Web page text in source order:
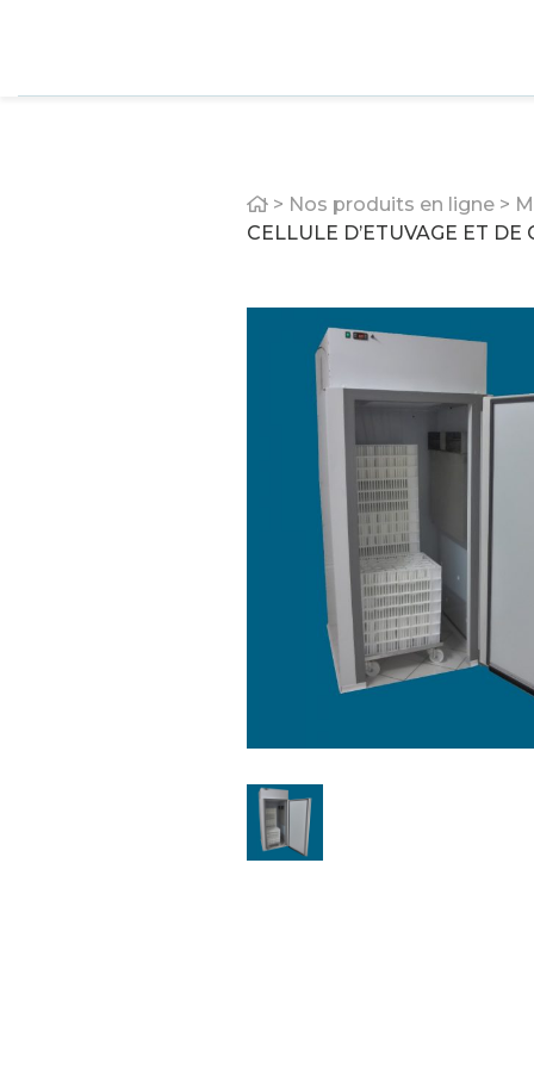
Home
> Nos produits en ligne >
CELLULE D’ETUVAGE ET DE